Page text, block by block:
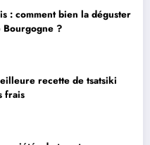
: comment bien la déguster
Bourgogne ?
recette de tsatsiki
frais